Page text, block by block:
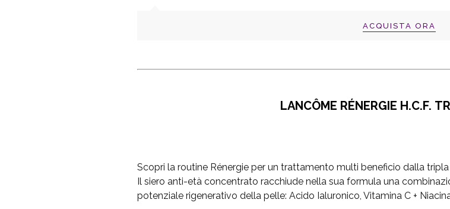
ACQUISTA ORA
LANCÔME RÉNERGIE H.C.F.
Scopri la routine Rénergie per un trattamento multi beneficio dalla
Il siero anti-età concentrato racchiude nella sua formula una
potenziale rigenerativo della pelle: Acido Ialuronico, Vitamina C +